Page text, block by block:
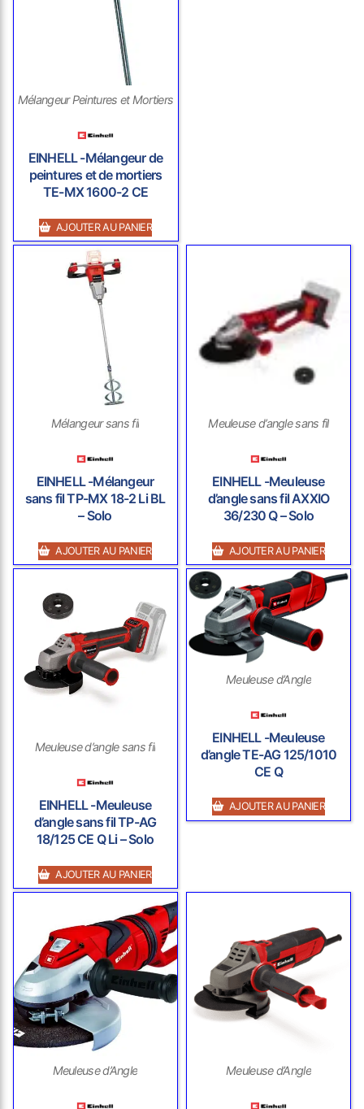
Mélangeur Peintures et Mortiers
EINHELL -Mélangeur de
peintures et de mortiers
TE-MX 1600-2 CE
AJOUTER AU PANIER
Mélangeur sans fil
EINHELL -Mélangeur
sans fil TP-MX 18-2 Li BL
– Solo
AJOUTER AU PANIER
Meuleuse d’angle sans fil
EINHELL -Meuleuse
d’angle sans fil AXXIO
36/230 Q – Solo
AJOUTER AU PANIER
Meuleuse d’angle sans fil
EINHELL -Meuleuse
d’angle sans fil TP-AG
18/125 CE Q Li – Solo
AJOUTER AU PANIER
Meuleuse d’Angle
EINHELL -Meuleuse
d’angle TE-AG 125/1010
CE Q
AJOUTER AU PANIER
Meuleuse d’Angle Meuleuse d’Angle